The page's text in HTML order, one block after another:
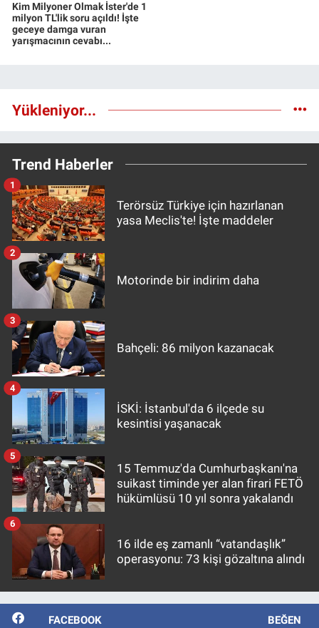
Kim Milyoner Olmak İster'de 1
milyon TL'lik soru açıldı! İşte
geceye damga vuran
yarışmacının cevabı...
Yükleniyor...
Trend Haberler
Terörsüz Türkiye için hazırlanan
yasa Meclis'te! İşte maddeler
1
Motorinde bir indirim daha
2
Bahçeli: 86 milyon kazanacak
3
İSKİ: İstanbul'da 6 ilçede su
kesintisi yaşanacak
4
15 Temmuz'da Cumhurbaşkanı'na
suikast timinde yer alan firari FETÖ
hükümlüsü 10 yıl sonra yakalandı
5
16 ilde eş zamanlı “vatandaşlık”
operasyonu: 73 kişi gözaltına alındı
6
FACEBOOK BEĞEN